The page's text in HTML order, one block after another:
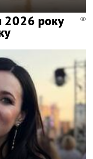
2026 року